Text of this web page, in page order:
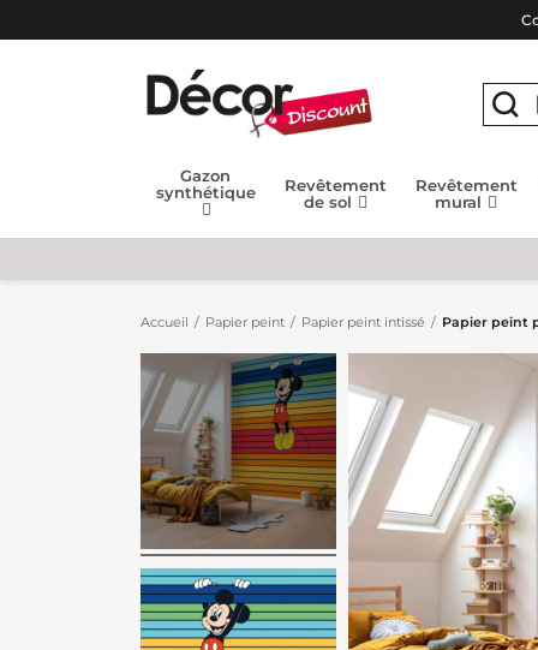
Gazon
synthétique
Revêtement
de sol
Revêtement
mural
Accueil Papier peint Papier peint intissé Papier peint